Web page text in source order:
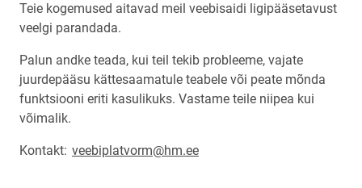
Teie kogemused aitavad meil veebisaidi ligipääsetavust
veelgi parandada.
Palun andke teada, kui teil tekib probleeme, vajate
juurdepääsu kättesaamatule teabele või peate mõnda
funktsiooni eriti kasulikuks. Vastame teile niipea kui
võimalik.
Kontakt: veebiplatvorm@hm.ee